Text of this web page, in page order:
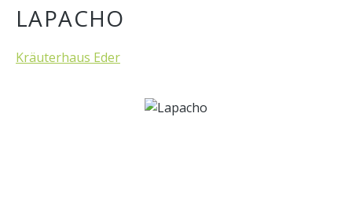
LAPACHO
Kräuterhaus Eder
Bildergalerie überspringen